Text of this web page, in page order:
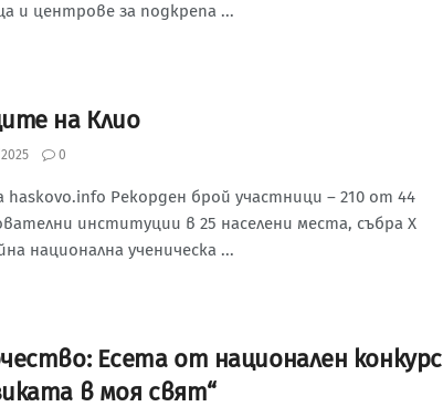
и центрове за подкрепа ...
на Клио
0
haskovo.info Рекорден брой участници – 210 от 44
институции в 25 населени места, събра X
национална ученическа ...
Есета от национален конкурс
в моя свят“